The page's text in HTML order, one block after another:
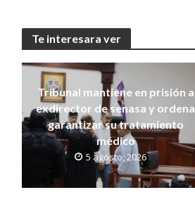
Te interesara ver
Tribunal mantiene en prisión a
exdirector de senasa y ordena
garantizar su tratamiento
médico
5 agosto, 2026